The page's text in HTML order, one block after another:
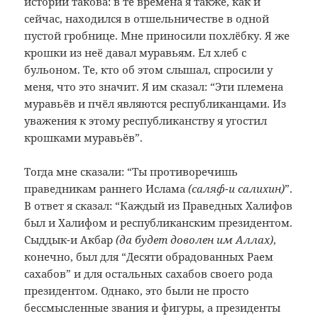
сейчас, находился в отшельничестве в одной
пустой гробнице. Мне приносили похлёбку. Я же
крошки из неё давал муравьям. Ел хлеб с
бульоном. Те, кто об этом слышал, спросили у
меня, что это значит. Я им сказал: “Эти племена
муравьёв и пчёл являются республиканцами. Из
уважения к этому республиканству я угостил
крошками муравьёв”.
Тогда мне сказали: “Ты противоречишь
праведникам раннего Ислама(саляф-и салихин)”.
В ответ я сказал: “Каждый из Праведных Халифов
был и Халифом и республиканским президентом.
Сыддык-и Акбар(да будет доволен им Аллах),
конечно, был для “Десяти обрадованных Раем
сахабов” и для остальных сахабов своего рода
президентом. Однако, это были не просто
бессмысленные звания и фигуры, а президенты